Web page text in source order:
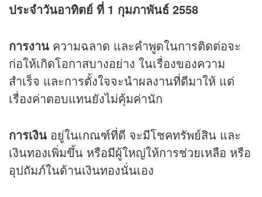
ประจำวันอาทิตย์ ที่ 1 กุมภาพันธ์ 2558
การงาน ความฉลาด และคำพูดในการติดต่อจะ
ก่อให้เกิดโอกาสบางอย่าง ในเรื่องของความ
สำเร็จ และการตั้งใจจะนำผลงานที่ดีมาให้ แต่
เรื่องค่าตอบแทนยังไม่คุ้มค่านัก
การเงิน อยู่ในเกณฑ์ที่ดี จะมีโชคทรัพย์สิน และ
เงินทองเพิ่มขึ้น หรือมีผู้ใหญ่ให้การช่วยเหลือ หรือ
อุปถัมภ์ในด้านเงินทองนั่นเอง